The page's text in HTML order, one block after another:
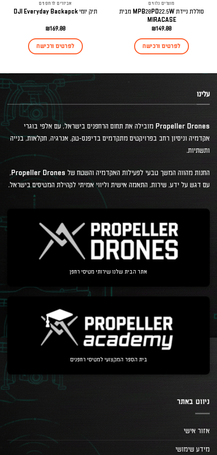
מוצרים נלווים
סוללת ניידת MPB20PD22.5W מבית
MIRACASE
₪149.00
לפרטים ורכישה
אביזרים לרחפנים
תיק יומי DJI Everyday Backapck
₪169.00
לפרטים ורכישה
עלינו
Propeller Drones מובילה את תחום הרחפנים בישראל, עם אלפי בוגרי
אקדמיה וניסיון רחב בפרויקטים מתקדמים בדיפנס-טק, אנרגיה, חקלאות, בנייה
ותשתיות.
החנות מהווה המשך טבעי לפעילות האקדמיה והשטח של Propeller Drones,
עם דגש על ידע, שירות, התאמה אישית וליווי אמיתי לקהילת המטיסים בישראל.
אתר הבית שלנו שירותי מטיסי רחפן
בית הספר המקצועי למטיסי רחפנים
ניווט באתר
אזור אישי
מידע שימושי